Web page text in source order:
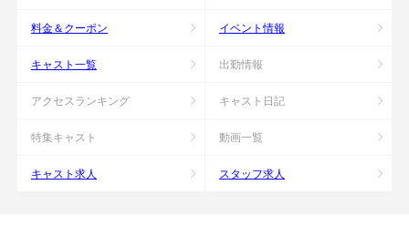
料金＆クーポン イベント情報
キャスト一覧 出勤情報
アクセスランキング キャスト日記
特集キャスト 動画一覧
キャスト求人 スタッフ求人